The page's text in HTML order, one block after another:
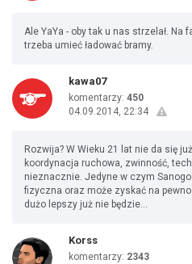
Ale YaYa - oby tak u nas strzelał. Na
trzeba umieć ładować bramy.
kawa07
komentarzy: 450
04.09.2014, 22:34
Rozwija? W Wieku 21 lat nie da się
koordynacja ruchowa, zwinność,
nieznacznie. Jedyne w czym
fizyczna oraz może zyskać na
dużo lepszy już nie będzie...
Korss
komentarzy: 2343